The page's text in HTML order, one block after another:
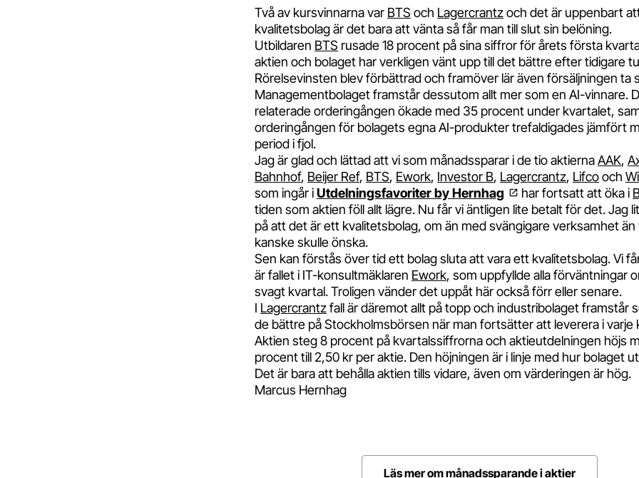
Två av kursvinnarna var BTS och Lagercrantzoch det är uppenbart
kvalitetsbolag är det bara att vänta så får man till slut sin belöning.
Utbildaren BTS rusade 18 procent på sina siffror för årets första
aktien och bolaget har verkligen vänt upp till det bättre efter tidigare
Rörelsevinsten blev förbättrad och framöver lär även försäljningen ta
Managementbolaget framstår dessutom allt mer som en AI-vinnare.
relaterade orderingången ökade med 35 procent under kvartalet,
orderingången för bolagets egna AI-produkter trefaldigades jämfört
period i fjol.
Jag är glad och lättad att vi som månadssparar i de tio aktiernaAAK,
Bahnhof, Beijer Ref, BTS, Ework, Investor B, Lagercrantz, Lifcooch
som ingår iUtdelningsfavoriter by Hernhag har fortsatt att öka i
tiden som aktien föll allt lägre. Nu får vi äntligen lite betalt för det. Jag
på att det är ett kvalitetsbolag, om än med svängigare verksamhet än
kanske skulle önska.
Sen kan förstås över tid ett bolag sluta att vara ett kvalitetsbolag. Vi
är fallet i IT-konsultmäklaren Ework, som uppfyllde alla förväntningar
svagt kvartal. Troligen vänder det uppåt här också förr eller senare.
I Lagercrantzfall är däremot allt på topp och industribolaget framstår
de bättre på Stockholmsbörsen när man fortsätter att leverera i varje
Aktien steg 8 procent på kvartalssiffrorna och aktieutdelningen höjs
procent till 2,50 kr per aktie. Den höjningen är i linje med hur bolaget
Det är bara att behålla aktien tills vidare, även om värderingen är hög.
Marcus Hernhag
Läs mer om månadssparande i aktier